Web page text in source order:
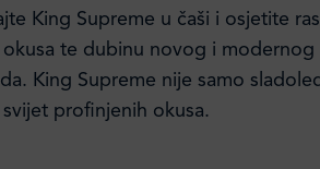
King Supreme u čaši i osjetite
okusa te dubinu novog i modernog
King Supreme nije samo
profinjenih okusa.